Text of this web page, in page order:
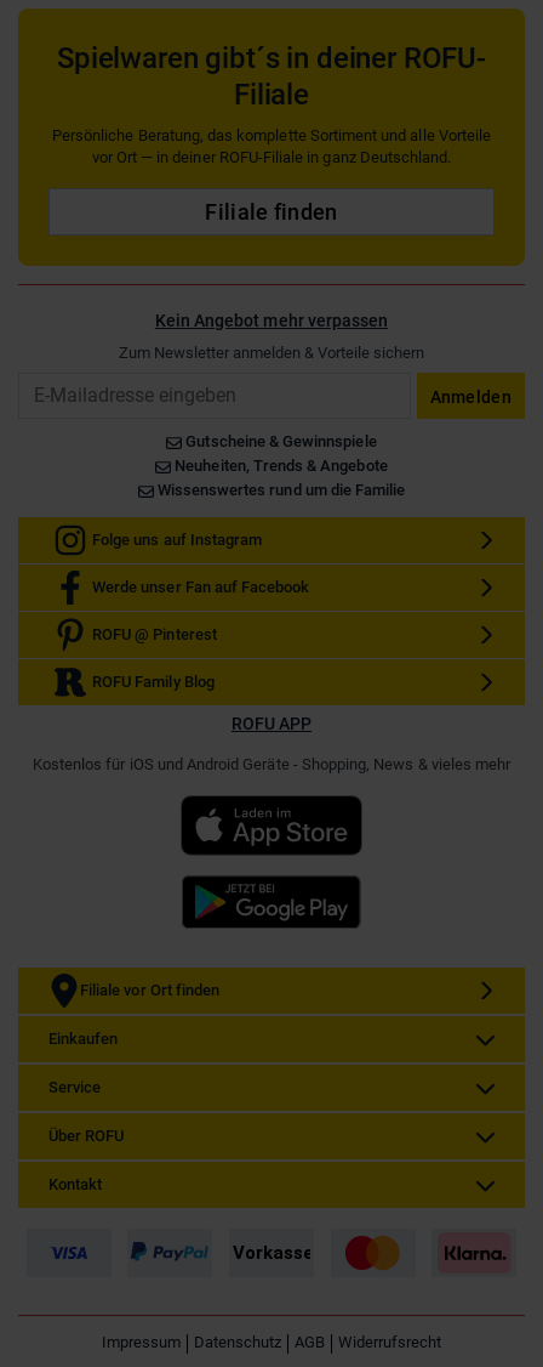
Spielwaren gibt´s in deiner ROFU-
Filiale
Persönliche Beratung, das komplette Sortiment und alle Vorteile
vor Ort — in deiner ROFU-Filiale in ganz Deutschland.
Filiale finden
Kein Angebot mehr verpassen
Zum Newsletter anmelden & Vorteile sichern
Anmelden
Gutscheine & Gewinnspiele
Neuheiten, Trends & Angebote
Wissenswertes rund um die Familie
Folge uns auf Instagram
Werde unser Fan auf Facebook
ROFU @ Pinterest
ROFU Family Blog
ROFU APP
Kostenlos für iOS und Android Geräte - Shopping, News & vieles mehr
Filiale vor Ort finden
Einkaufen
Service
Über ROFU
Kontakt
Impressum Datenschutz AGB Widerrufsrecht